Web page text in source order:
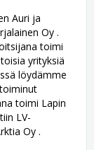
Auri ja
Oy .
toimi
yrityksiä
löydämme
toimi Lapin
LV-
Oy .